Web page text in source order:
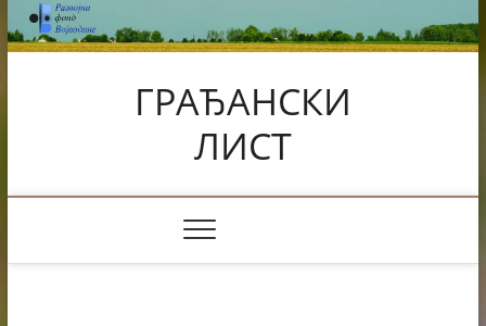
Skip
to
content
ГРАЂАНСКИ
ЛИСТ